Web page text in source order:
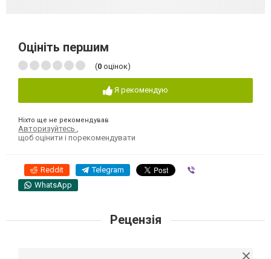
Оцініть першим
(0 оцінок)
Я рекомендую
Ніхто ще не рекомендував
Авторизуйтесь
щоб оцінити і порекомендувати
Reddit Telegram
WhatsApp
Рецензія